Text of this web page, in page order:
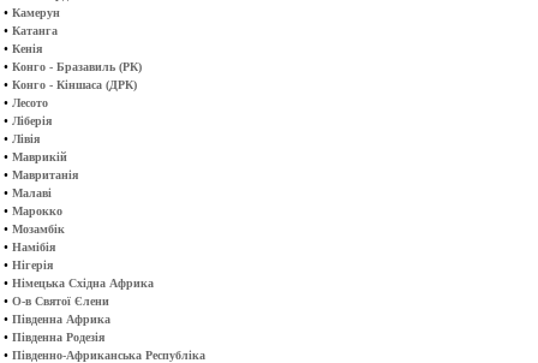
• Камерун
• Катанга
• Кенія
• Конго - Бразавиль (РК)
• Конго - Кіншаса (ДРК)
• Лесото
• Ліберія
• Лівія
• Маврикій
• Мавританія
• Малаві
• Марокко
• Мозамбік
• Намібія
• Нігерія
• Німецька Східна Африка
• О-в Святої Єлени
• Південна Африка
• Південна Родезія
• Південно-Африканська Республіка